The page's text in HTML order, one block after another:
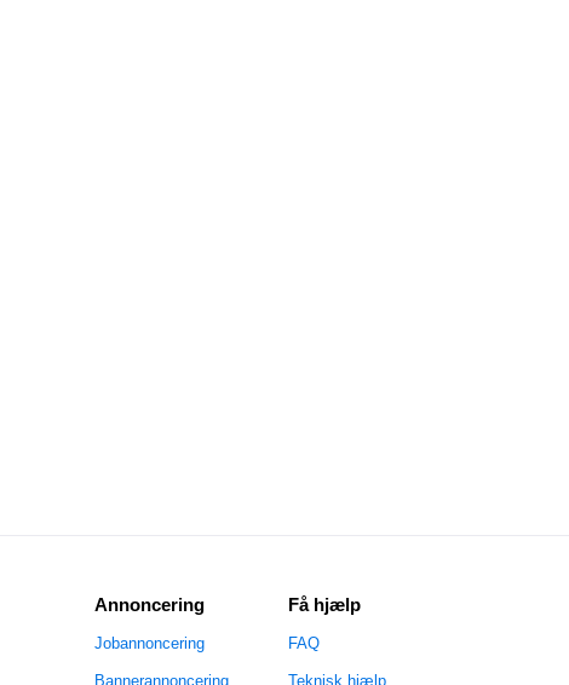
Annoncering
Jobannoncering
Bannerannoncering
Få hjælp
FAQ
Teknisk hjælp